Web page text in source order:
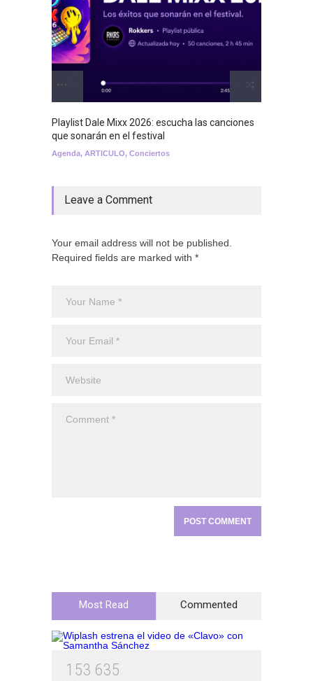
Playlist Dale Mixx 2026: escucha las canciones
que sonarán en el festival
Agenda, ARTICULO, Conciertos
Leave a Comment
Your email address will not be published.
Required fields are marked with *
Most Read Commented
1 53 635